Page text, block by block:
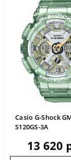
Casio G-Shock
S120GS-3A
13 620